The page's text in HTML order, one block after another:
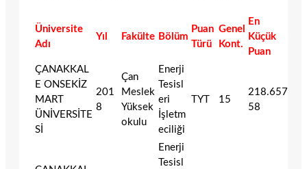
Üniversite
Adı
Yıl Fakülte Bölüm
Puan
Türü
Genel
Kont.
En
Küçük
Puan
ÇANAKKAL
E ONSEKİZ
MART
ÜNİVERSİTE
Sİ
201
8
Çan
Meslek
Yüksek
okulu
Enerji
Tesisl
eri
İşletm
eciliği
TYT 15
218.657
58
Enerji
Tesisl